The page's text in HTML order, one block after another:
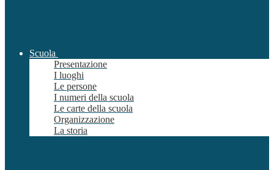
Scuola
Presentazione
I luoghi
Le persone
I numeri della scuola
Le carte della scuola
Organizzazione
La storia